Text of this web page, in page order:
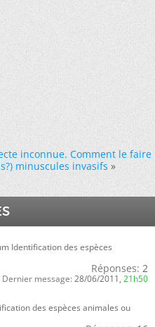
inconnue. Comment le faire
minuscules invasifs »
Identification des espèces
Réponses: 2
Dernier message: 28/06/2011, 21h50
des espèces animales ou